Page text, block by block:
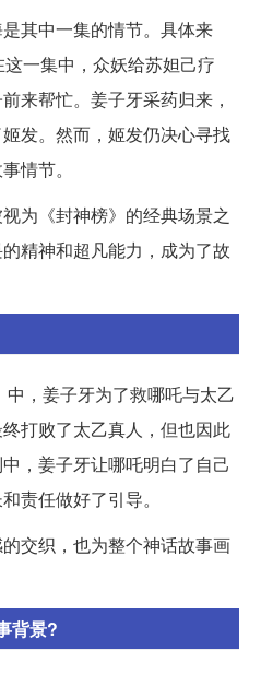
其中一集的情节。具体来
一集中，众妖给苏妲己疗
来帮忙。姜子牙采药归来，
发。然而，姬发仍决心寻找
情节。
为《封神榜》的经典场景之
精神和超凡能力，成为了故
，姜子牙为了救哪吒与太乙
打败了太乙真人，但也因此
，姜子牙让哪吒明白了自己
责任做好了引导。
交织，也为整个神话故事画
背景?